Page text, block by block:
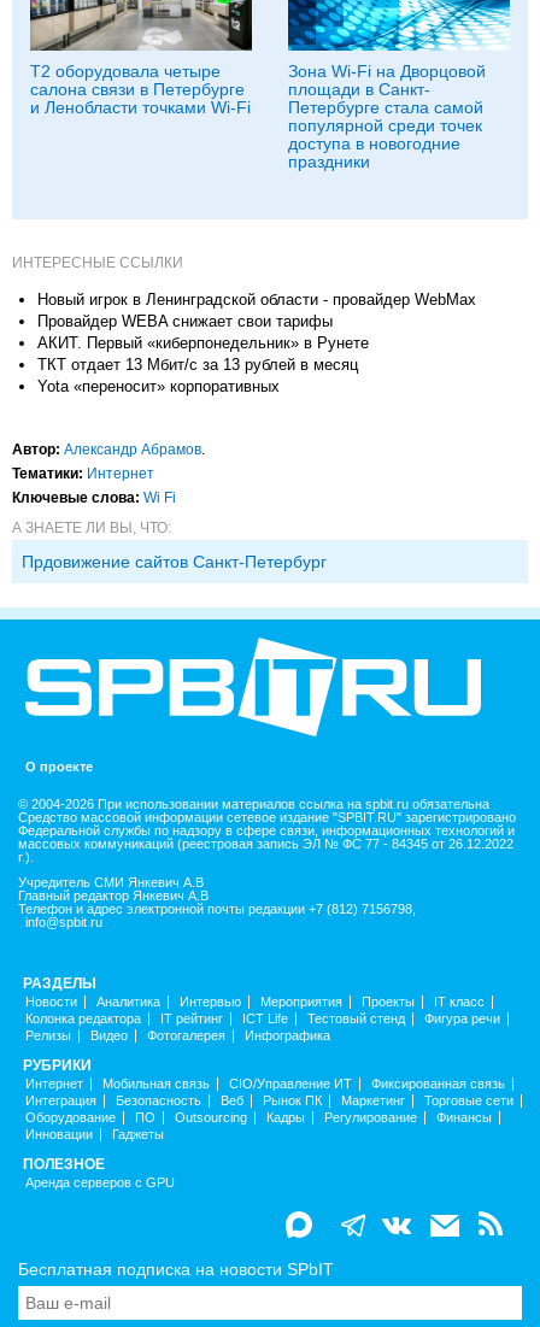
T2 оборудовала четыре
салона связи в Петербурге
и Ленобласти точками Wi-Fi
Зона Wi-Fi на Дворцовой
площади в Санкт-
Петербурге стала самой
популярной среди точек
доступа в новогодние
праздники
ИНТЕРЕСНЫЕ ССЫЛКИ
Новый игрок в Ленинградской области - провайдер WebMax
Провайдер WEBA снижает свои тарифы
АКИТ. Первый «киберпонедельник» в Рунете
ТКТ отдает 13 Мбит/с за 13 рублей в месяц
Yota «переносит» корпоративных
Автор: Александр Абрамов
Тематики: Интернет
Ключевые слова: Wi Fi
А ЗНАЕТЕ ЛИ ВЫ, ЧТО:
Прдовижение сайтов Санкт-Петербург
О проекте
© 2004-2026 При использовании материалов ссылка на spbit.ru обязательна
Средство массовой информации сетевое издание "SPBIT.RU" зарегистрировано
Федеральной службы по надзору в сфере связи, информационных технологий и
массовых коммуникаций (реестровая запись ЭЛ № ФС 77 - 84345 от 26.12.2022
г.).
Учредитель СМИ Янкевич А.В
Главный редактор Янкевич А.В
Телефон и адрес электронной почты редакции +7 (812) 7156798,
info@spbit.ru
РАЗДЕЛЫ
Новости Аналитика Интервью Мероприятия Проекты
IT класс
Колонка редактора
IT рейтинг ICT Life Тестовый стенд
Фигура речи
Релизы
Видео Фотогалерея Инфографика
РУБРИКИ
Интернет Мобильная связь CIO/Управление ИТ
Фиксированная связь
Интеграция
Безопасность Веб Рынок ПК Маркетинг
Торговые сети
Оборудование
ПО Outsourcing Кадры Регулирование
Финансы
Инновации
Гаджеты
ПОЛЕЗНОЕ
Аренда серверов с GPU
Бесплатная подписка на новости SPbIT